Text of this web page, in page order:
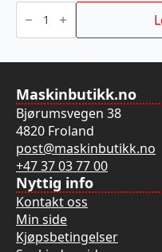
STIKKSAGBLAD
T111C
75/3MM
5P
Maskinbutikk.no
Bjørumsvegen 38
4820 Froland
post@maskinbutikk.no
+47 37 03 77 00
Nyttig info
Kontakt oss
Min side
Kjøpsbetingelser